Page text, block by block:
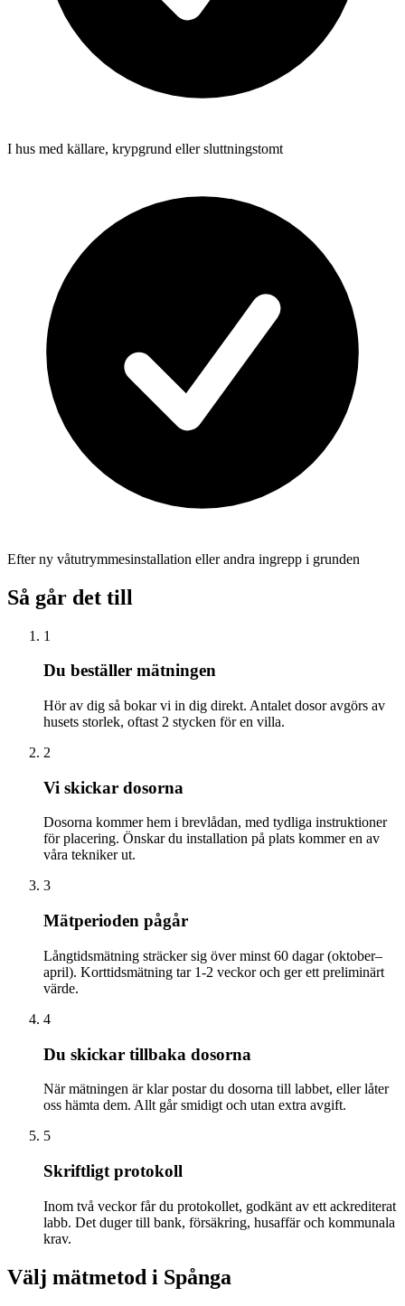
I hus med källare, krypgrund eller sluttningstomt
Efter ny våtutrymmesinstallation eller andra ingrepp i grunden
Så går det till
1
Du beställer mätningen
Hör av dig så bokar vi in dig direkt. Antalet dosor avgörs av
husets storlek, oftast 2 stycken för en villa.
2
Vi skickar dosorna
Dosorna kommer hem i brevlådan, med tydliga instruktioner
för placering. Önskar du installation på plats kommer en av
våra tekniker ut.
3
Mätperioden pågår
Långtidsmätning sträcker sig över minst 60 dagar (oktober–
april). Korttidsmätning tar 1-2 veckor och ger ett preliminärt
värde.
4
Du skickar tillbaka dosorna
När mätningen är klar postar du dosorna till labbet, eller låter
oss hämta dem. Allt går smidigt och utan extra avgift.
5
Skriftligt protokoll
Inom två veckor får du protokollet, godkänt av ett ackrediterat
labb. Det duger till bank, försäkring, husaffär och kommunala
krav.
Välj mätmetod i Spånga